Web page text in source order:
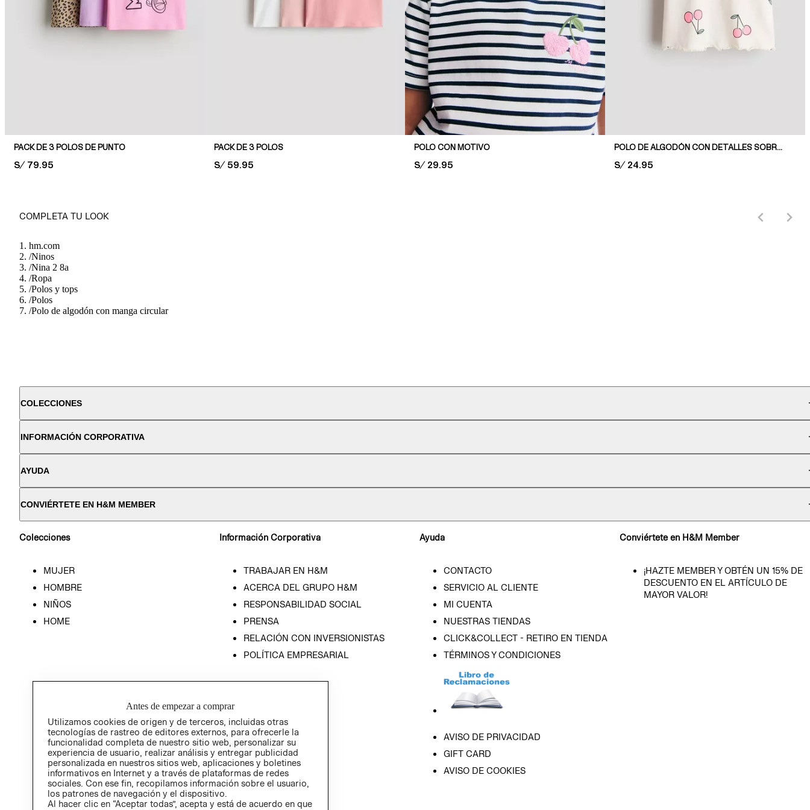
PACK DE 3 POLOS DE PUNTO
PRICE:
S/ 79.95
PACK DE 3 POLOS
PRICE:
S/ 59.95
POLO CON MOTIVO
PRICE:
S/ 29.95
POLO DE ALGODÓN CON DETALLES SOBREHILADOS
PRICE:
S/ 24.95
COMPLETA TU LOOK
hm.com
/Ninos
/Nina 2 8a
/Ropa
/Polos y tops
/Polos
/Polo de algodón con manga circular
COLECCIONES
INFORMACIÓN CORPORATIVA
AYUDA
CONVIÉRTETE EN H&M MEMBER
Colecciones
MUJER
HOMBRE
NIÑOS
HOME
Información Corporativa
TRABAJAR EN H&M
ACERCA DEL GRUPO H&M
RESPONSABILIDAD SOCIAL
PRENSA
RELACIÓN CON INVERSIONISTAS
POLÍTICA EMPRESARIAL
Ayuda
CONTACTO
SERVICIO AL CLIENTE
MI CUENTA
NUESTRAS TIENDAS
CLICK&COLLECT - RETIRO EN TIENDA
TÉRMINOS Y CONDICIONES
AVISO DE PRIVACIDAD
GIFT CARD
AVISO DE COOKIES
Conviértete en H&M Member
¡HAZTE MEMBER Y OBTÉN UN 15% DE
DESCUENTO EN EL ARTÍCULO DE
MAYOR VALOR!
Antes de empezar a comprar
Utilizamos cookies de origen y de terceros, incluidas otras
tecnologías de rastreo de editores externos, para ofrecerle la
funcionalidad completa de nuestro sitio web, personalizar su
experiencia de usuario, realizar análisis y entregar publicidad
personalizada en nuestros sitios web, aplicaciones y boletines
informativos en Internet y a través de plataformas de redes
sociales. Con ese fin, recopilamos información sobre el usuario,
los patrones de navegación y el dispositivo.
Al hacer clic en “Aceptar todas”, acepta y está de acuerdo en que